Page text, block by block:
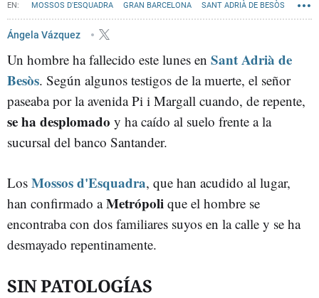
MOSSOS D'ESQUADRA GRAN BARCELONA SANT ADRIÀ DE BESÒS
Ángela Vázquez
Un hombre ha fallecido este lunes en Sant Adrià de
Besòs. Según algunos testigos de la muerte, el señor
paseaba por la avenida Pi i Margall cuando, de repente,
se ha desplomado y ha caído al suelo frente a la
sucursal del banco Santander.
Los Mossos d'Esquadra, que han acudido al lugar,
han confirmado aMetrópoli que el hombre se
encontraba con dos familiares suyos en la calle y se ha
desmayado repentinamente.
SIN PATOLOGÍAS